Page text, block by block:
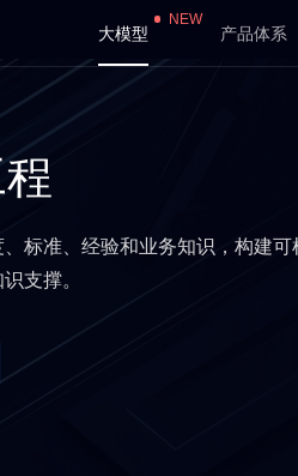
NEW
大模型 产品体系
、标准、经验和业务知识，构建
支撑。